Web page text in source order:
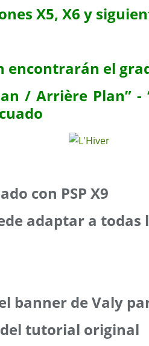
X5, X6 y
encontrarán el
/ Arrière Plan” -
con PSP X9
adaptar a todas
banner de Valy
tutorial original